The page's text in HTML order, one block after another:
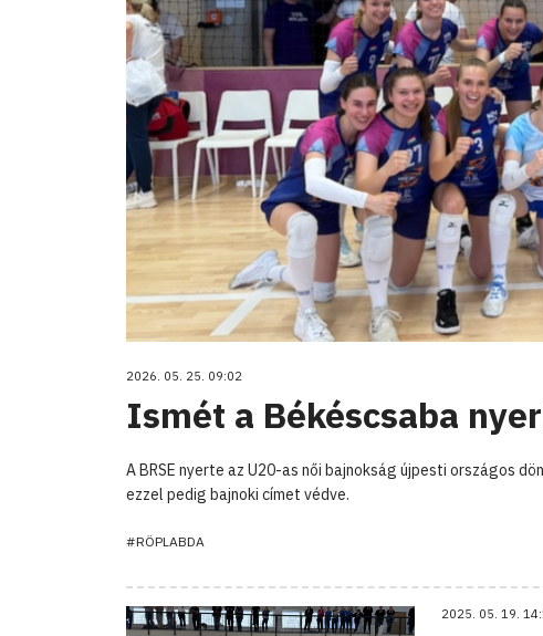
2026. 05. 25. 09:02
Ismét a Békéscsaba
A BRSE nyerte az U20-as női bajnokság újpesti országos
ezzel pedig bajnoki címet védve.
#RÖPLABDA
2025. 05. 19.